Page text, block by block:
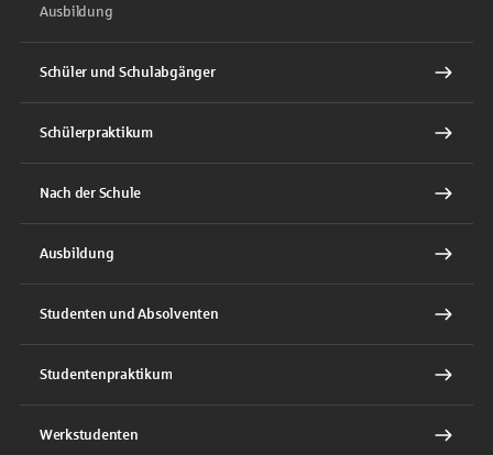
Ausbildung
Schüler und Schulabgänger
Schülerpraktikum
Nach der Schule
Ausbildung
Studenten und Absolventen
Studentenpraktikum
Werkstudenten